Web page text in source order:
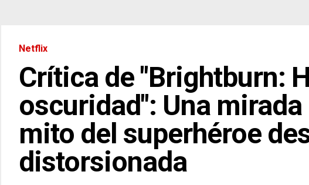
Netflix
Crítica de "Brightburn:
oscuridad": Una
mito del superhéroe
distorsionada